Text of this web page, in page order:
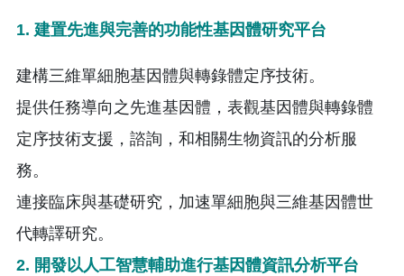
1. 建置先進與完善的功能性基因體研究平台
建構三維單細胞基因體與轉錄體定序技術。
提供任務導向之先進基因體，表觀基因體與轉錄體
定序技術支援，諮詢，和相關生物資訊的分析服
務。
連接臨床與基礎研究，加速單細胞與三維基因體世
代轉譯研究。
2. 開發以人工智慧輔助進行基因體資訊分析平台